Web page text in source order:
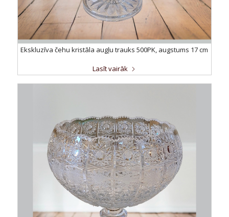
Ekskluzīva čehu kristāla augļu trauks 500PK, augstums 17 cm
Lasīt vairāk